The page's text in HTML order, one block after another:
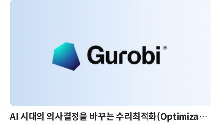
AI 시대의 의사결정을 바꾸는 수리최적화(Optimization): 실제 산업 적용 사례와 활용 전략